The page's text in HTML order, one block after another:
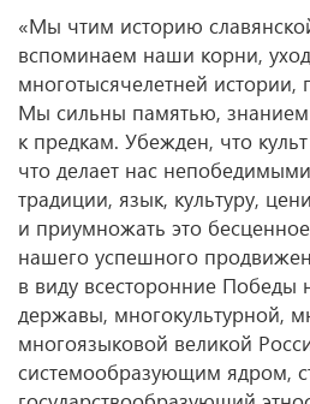
«Мы чтим историю
вспоминаем наши корни,
многотысячелетней истории,
Мы сильны памятью,
к предкам. Убежден, что
что делает нас
традиции, язык, культуру,
и приумножать это
нашего успешного
в виду всесторонние Победы
державы, многокультурной,
многоязыковой великой
системообразующим ядром,